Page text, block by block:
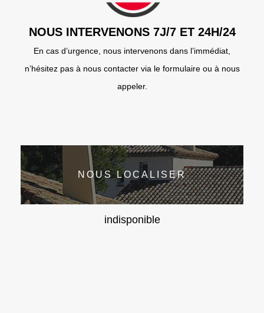
NOUS INTERVENONS 7J/7 ET 24H/24
En cas d’urgence, nous intervenons dans l’immédiat,
n’hésitez pas à nous contacter via le formulaire ou à nous
appeler.
NOUS LOCALISER
indisponible